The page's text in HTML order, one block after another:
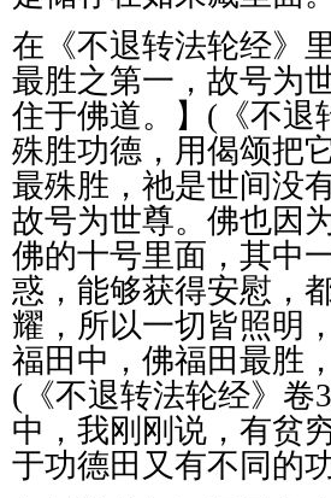
在《不退转法轮经》
最胜之第一，故号为
住于佛道。】 ( 《不
殊胜功德，用偈颂把
最殊胜，祂是世间没
故号为世尊。佛也因
佛的十号里面，其中
惑，能够获得安慰，
耀，所以一切皆照明
福田中，佛福田最胜
( 《不退转法轮经》卷
中，我刚刚说，有贫
于功德田又有不同的